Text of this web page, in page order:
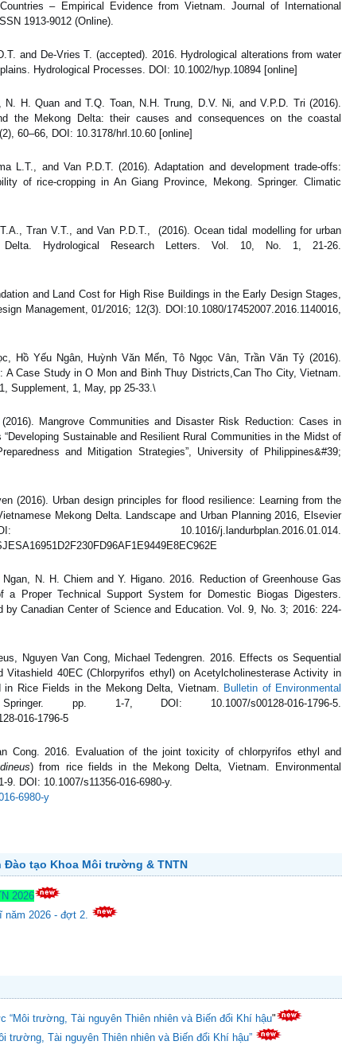
– Empirical Evidence from Vietnam. Journal of International
1913-9012 (Online).
and De-Vries T. (accepted). 2016. Hydrological alterations from water
Hydrological Processes. DOI: 10.1002/hyp.10894 [online]
H. Quan and T.Q. Toan, N.H. Trung, D.V. Ni, and V.P.D. Tri (2016).
the Mekong Delta: their causes and consequences on the coastal
60–66, DOI: 10.3178/hrl.10.60 [online]
L.T., and Van P.D.T. (2016). Adaptation and development trade-offs:
of rice-cropping in An Giang Province, Mekong. Springer. Climatic
Tran V.T., and Van P.D.T., (2016). Ocean tidal modelling for urban
Hydrological Research Letters. Vol. 10, No. 1, 21-26.
and Land Cost for High Rise Buildings in the Early Design Stages,
Management, 01/2016; 12(3). DOI:10.1080/17452007.2016.1140016,
Hồ Yếu Ngân, Huỳnh Văn Mến, Tô Ngọc Vân, Trần Văn Tỷ (2016).
Case Study in O Mon and Binh Thuy Districts,Can Tho City, Vietnam.
Supplement, 1, May, pp 25-33.\
Mangrove Communities and Disaster Risk Reduction: Cases in
Sustainable and Resilient Rural Communities in the Midst of
and Mitigation Strategies”, University of Philippines&#39;
(2016). Urban design principles for flood resilience: Learning from the
Mekong Delta. Landscape and Urban Planning 2016, Elsevier
j.landurbplan.2016.01.014.
N. H. Chiem and Y. Higano. 2016. Reduction of Greenhouse Gas
a Proper Technical Support System for Domestic Biogas Digesters.
Canadian Center of Science and Education. Vol. 9, No. 3; 2016: 224-
Nguyen Van Cong, Michael Tedengren. 2016. Effects os Sequential
Vitashield 40EC (Chlorpyrifos ethyl) on Acetylcholinesterase Activity in
in Rice Fields in the Mekong Delta, Vietnam. Bulletin of Environmental
pp. 1-7, DOI: 10.1007/s00128-016-1796-5.
016-1796-5
Cong. 2016. Evaluation of the joint toxicity of chlorpyrifos ethyl and
) from rice fields in the Mekong Delta, Vietnam. Environmental
DOI: 10.1007/s11356-016-6980-y.
6980-y
tạo Khoa Môi trường & TNTN
2026
năm 2026 - đợt 2.
“Môi trường, Tài nguyên Thiên nhiên và Biến đổi Khí hậu"
trường, Tài nguyên Thiên nhiên và Biến đổi Khí hậu”